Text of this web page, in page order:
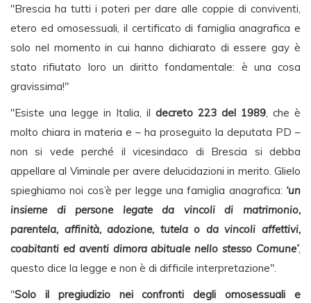
"Brescia ha tutti i poteri per dare alle coppie di conviventi,
etero ed omosessuali, il certificato di famiglia anagrafica e
solo nel momento in cui hanno dichiarato di essere gay è
stato rifiutato loro un diritto fondamentale: è una cosa
gravissima!"
"Esiste una legge in Italia, il decreto 223 del 1989, che è
molto chiara in materia e – ha proseguito la deputata PD –
non si vede perché il vicesindaco di Brescia si debba
appellare al Viminale per avere delucidazioni in merito. Glielo
spieghiamo noi cos’è per legge una famiglia anagrafica: ‘un
insieme di persone legate da vincoli di matrimonio,
parentela, affinità, adozione, tutela o da vincoli affettivi,
coabitanti ed aventi dimora abituale nello stesso Comune’,
questo dice la legge e non è di difficile interpretazione".
"Solo il pregiudizio nei confronti degli omosessuali e